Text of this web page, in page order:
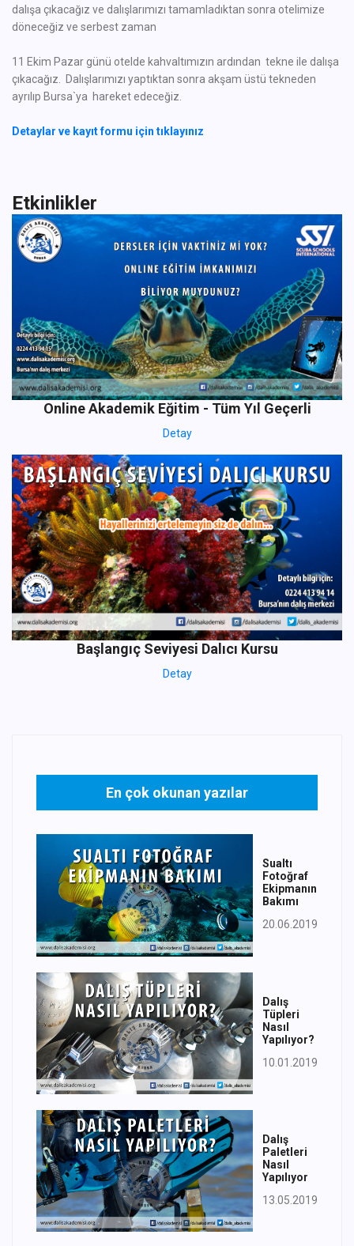
dalışa çıkacağız ve dalışlarımızı tamamladıktan sonra otelimize
döneceğiz ve serbest zaman
11 Ekim Pazar günü otelde kahvaltımızın ardından tekne ile dalışa
çıkacağız. Dalışlarımızı yaptıktan sonra akşam üstü tekneden
ayrılıp Bursa`ya hareket edeceğiz.
Detaylar ve kayıt formu için tıklayınız
Etkinlikler
Online Akademik Eğitim - Tüm Yıl Geçerli
Detay
Başlangıç Seviyesi Dalıcı Kursu
Detay
En çok okunan yazılar
Sualtı
Fotoğraf
Ekipmanın
Bakımı
20.06.2019
Dalış
Tüpleri
Nasıl
Yapılıyor?
10.01.2019
Dalış
Paletleri
Nasıl
Yapılıyor
13.05.2019